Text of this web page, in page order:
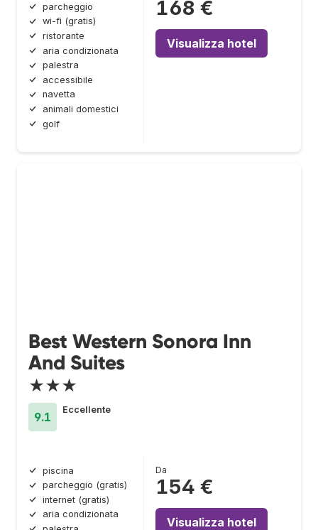
parcheggio
wi-fi (gratis)
ristorante
aria condizionata
palestra
accessibile
navetta
animali domestici
golf
168 €
Visualizza hotel
Best Western Sonora Inn
And Suites
★★★
9.1
Eccellente
piscina
parcheggio (gratis)
internet (gratis)
aria condizionata
Da
154 €
Visualizza hotel